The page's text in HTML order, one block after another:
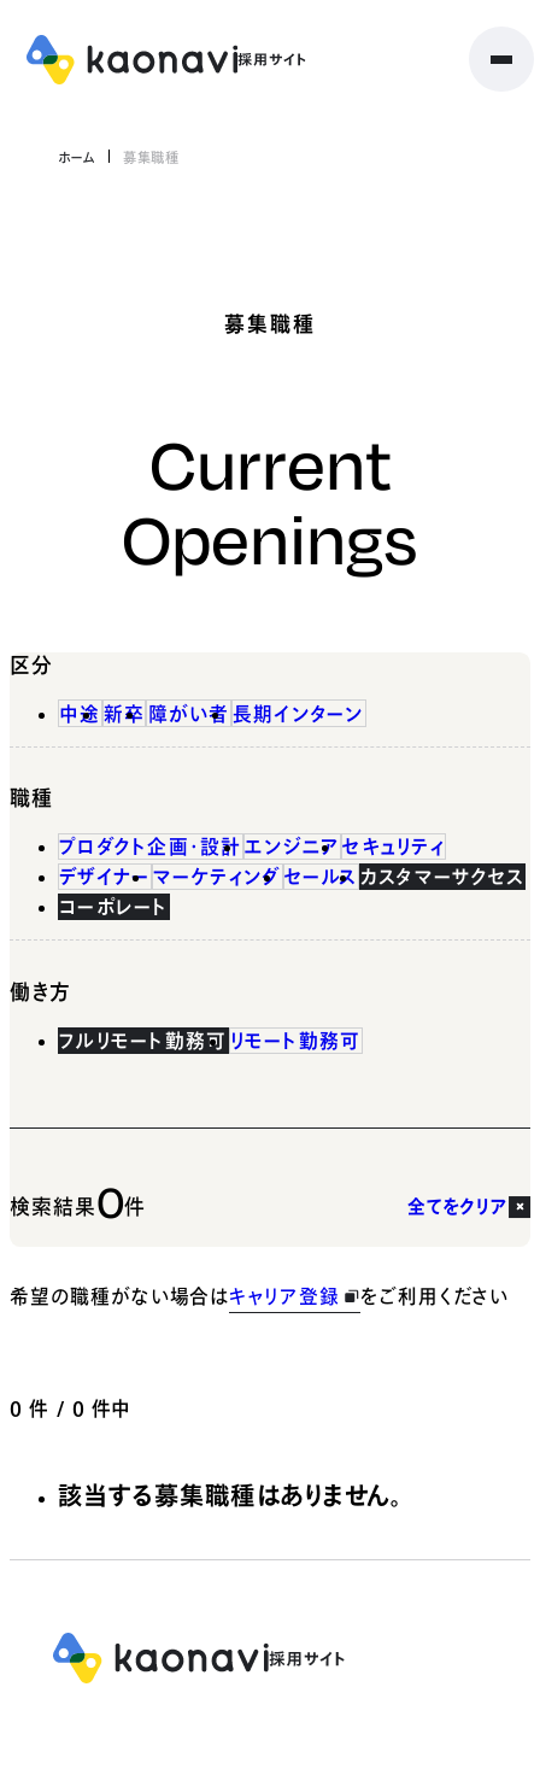
ホーム 募集職種
募集職種
Current
Openings
区分
中途 新卒 障がい者 長期インターン
職種
プロダクト企画・設計 エンジニア セキュリティ
デザイナー マーケティング セールス カスタマーサクセス
コーポレート
働き方
フルリモート勤務可 リモート勤務可
検索結果0件 全てをクリア
希望の職種がない場合はキャリア登録 をご利用ください
0 件 / 0 件中
該当する募集職種はありません。